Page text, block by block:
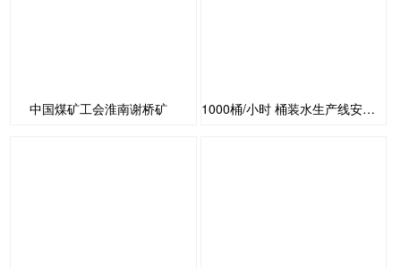
中国煤矿工会淮南谢桥矿 1000桶/小时 桶装水生产线安装调试